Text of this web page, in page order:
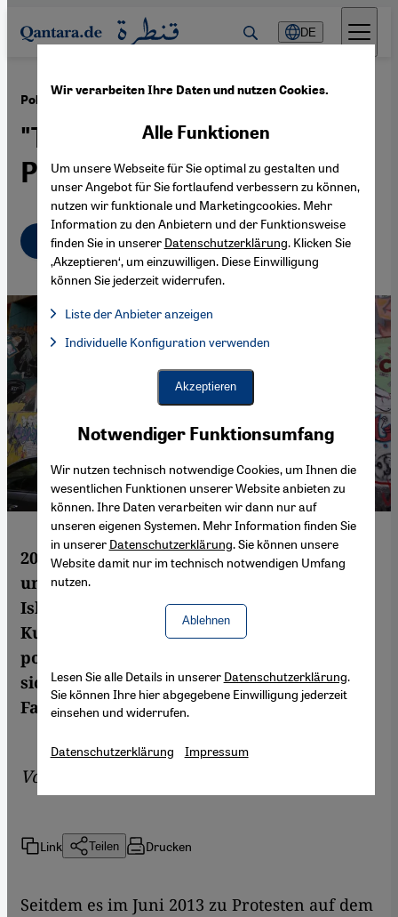
Direkt zum Inhalt springen
DE
Politische Kunst ·30.04.2014
"Tahrir/Taksim" - eine neue
Protestkultur?
Deutsch English عربي
2011 und 2013 brachen in zwei der größten
und bedeutendsten Metropolen der
Islamischen Welt Unruhen aus. Wie sich die
Kunstszene in Kairo und Istanbul
politisierte und den öffentlichen Raum für
sich beanspruchte, berichtet Amin
Farzanefar.
Von
Link Teilen Drucken
Seitdem es im Juni 2013 zu Protesten auf dem
Wir verarbeiten Ihre Daten und nutzen Cookies.
Notwendiger Funktionsumfang
Wir nutzen technisch notwendige Cookies, um Ihnen die
wesentlichen Funktionen unserer Website anbieten zu
können. Ihre Daten verarbeiten wir dann nur auf
unseren eigenen Systemen. Mehr Information finden Sie
in unserer Datenschutzerklärung. Sie können unsere
Website damit nur im technisch notwendigen Umfang
nutzen.
Ablehnen
Alle Funktionen
Um unsere Webseite für Sie optimal zu gestalten und
unser Angebot für Sie fortlaufend verbessern zu können,
nutzen wir funktionale und Marketingcookies. Mehr
Information zu den Anbietern und der Funktionsweise
finden Sie in unserer Datenschutzerklärung. Klicken Sie
‚Akzeptieren‘, um einzuwilligen. Diese Einwilligung
können Sie jederzeit widerrufen.
Liste der Anbieter anzeigen
Facebook Embed / Facebook Connect, Google Maps Embed,
Facebook Embed / Facebook Connect
Google Maps Embed
Individuelle Konfiguration verwenden
Akzeptieren
Lesen Sie alle Details in unserer Datenschutzerklärung.
Sie können Ihre hier abgegebene Einwilligung jederzeit
einsehen und widerrufen.
Datenschutzerklärung Impressum